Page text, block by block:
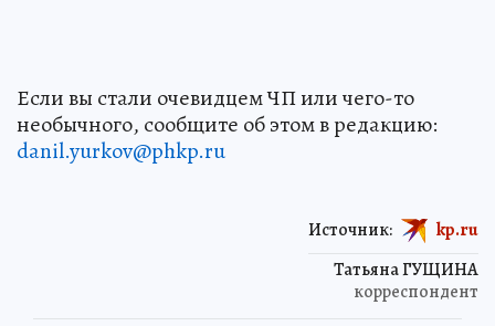
Если вы стали очевидцем ЧП или чего-то
необычного, сообщите об этом в редакцию:
danil.yurkov@phkp.ru
Татьяна ГУЩИНА
корреспондент
Источник: kp.ru